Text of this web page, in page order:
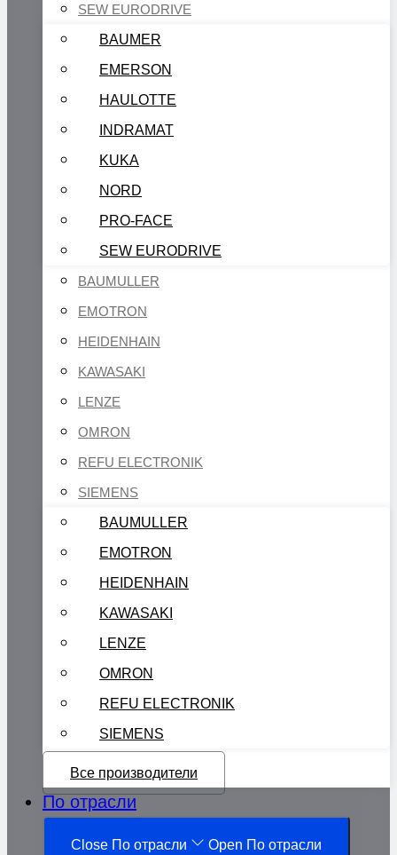
SEW EURODRIVE
BAUMER
EMERSON
HAULOTTE
INDRAMAT
KUKA
NORD
PRO-FACE
SEW EURODRIVE
BAUMULLER
EMOTRON
HEIDENHAIN
KAWASAKI
LENZE
OMRON
REFU ELECTRONIK
SIEMENS
BAUMULLER
EMOTRON
HEIDENHAIN
KAWASAKI
LENZE
OMRON
REFU ELECTRONIK
SIEMENS
Все производители
По отрасли
Close По отрасли Open По отрасли